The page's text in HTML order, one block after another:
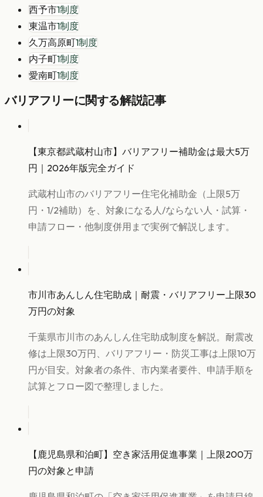
西予市1制度
東温市1制度
久万高原町1制度
内子町1制度
愛南町1制度
バリアフリーに関する解説記事
【東京都武蔵村山市】バリアフリー補助金は最大5万
円｜2026年版完全ガイド
武蔵村山市のバリアフリー住宅化補助金（上限5万
円・1/2補助）を、対象になる人/ならない人・試算・
申請フロー・他制度併用まで実例で解説します。
市川市あんしん住宅助成｜耐震・バリアフリー上限30
万円の対象
千葉県市川市のあんしん住宅助成制度を解説。耐震改
修は上限30万円、バリアフリー・防災工事は上限10万
円が目安。対象者の条件、市内業者要件、申請手順を
試算とフロー図で整理しました。
【鹿児島県和泊町】空き家活用促進事業｜上限200万
円の対象と申請